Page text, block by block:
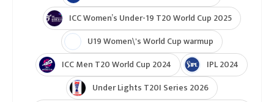
ICC Women’s Under-19 T20 World Cup 2025
U19 Women\'s World Cup warmup
ICC Men T20 World Cup 2024
IPL 2024
Under Lights T20I Series 2026